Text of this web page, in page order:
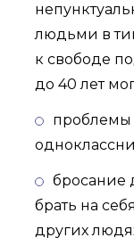
людьми в
к свободе
до 40 лет
проблемы
бросание
брать на
других